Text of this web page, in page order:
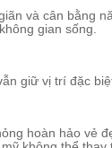
và cân bằng
gian sống.
giữ vị trí đặc
hoàn hảo vẻ